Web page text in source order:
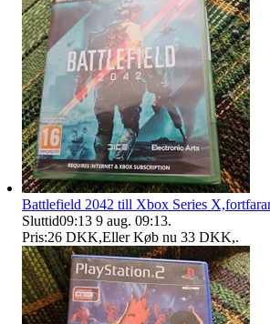
Battlefield 2042 till Xbox Series
Sluttid09:13 9 aug. 09:13.
Pris:26 DKK,Eller Køb nu 33 DKK,.